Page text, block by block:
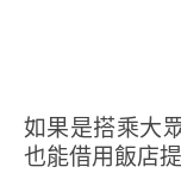
如果是搭乘大
也能借用飯店